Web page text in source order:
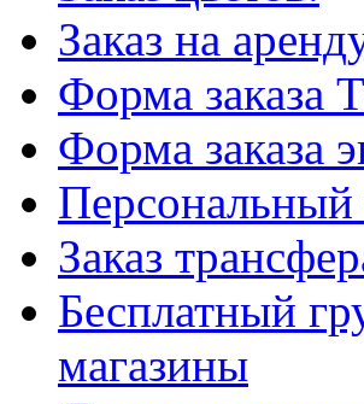
Заказ на
Форма заказа
Форма заказа
Персональный
Заказ
Бесплатный
магазины